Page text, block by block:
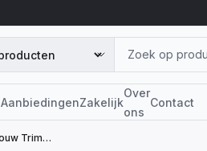
AanbiedingenZakelijk
Over
ons
Contact
LED Inbouw Trimless Linear Downlight, 1x3W, 2700K, Zwart